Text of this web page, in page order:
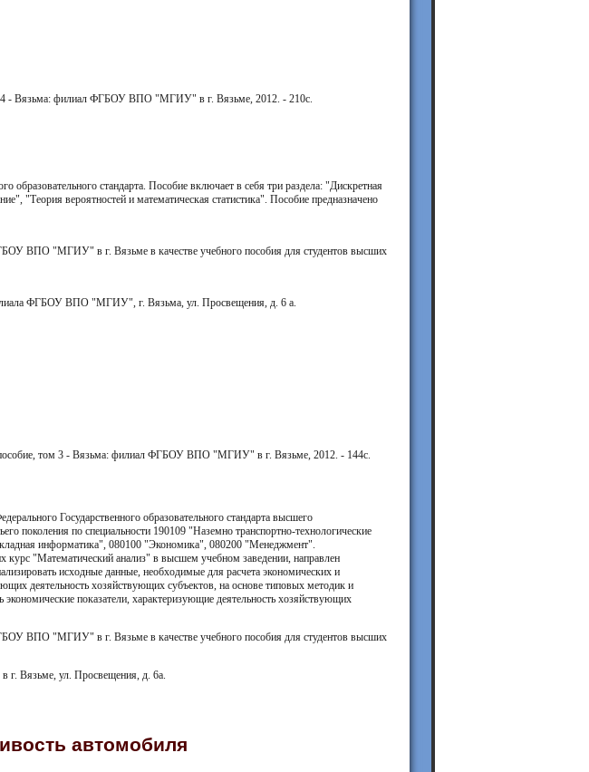
- Вязьма: филиал ФГБОУ ВПО "МГИУ" в г. Вязьме, 2012. - 210с.
образовательного стандарта. Пособие включает в себя три раздела: "Дискретная
"Теория вероятностей и математическая статистика". Пособие предназначено
ВПО "МГИУ" в г. Вязьме в качестве учебного пособия для студентов высших
ФГБОУ ВПО "МГИУ", г. Вязьма, ул. Просвещения, д. 6 а.
том 3 - Вязьма: филиал ФГБОУ ВПО "МГИУ" в г. Вязьме, 2012. - 144с.
Государственного образовательного стандарта высшего
поколения по специальности 190109 "Наземно транспортно-технологические
информатика", 080100 "Экономика", 080200 "Менеджмент".
курс "Математический анализ" в высшем учебном заведении, направлен
исходные данные, необходимые для расчета экономических и
деятельность хозяйствующих субъектов, на основе типовых методик и
показатели, характеризующие деятельность хозяйствующих
ВПО "МГИУ" в г. Вязьме в качестве учебного пособия для студентов высших
Вязьме, ул. Просвещения, д. 6а.
автомобиля